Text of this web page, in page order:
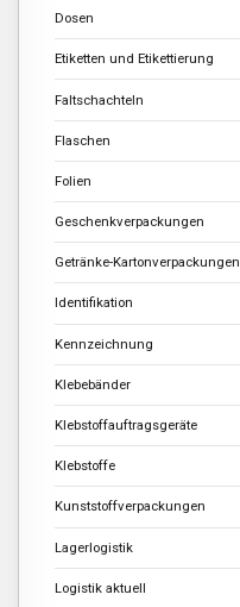
Dosen
Etiketten und Etikettierung
Faltschachteln
Flaschen
Folien
Geschenkverpackungen
Getränke-Kartonverpackungen
Identifikation
Kennzeichnung
Klebebänder
Klebstoffauftragsgeräte
Klebstoffe
Kunststoffverpackungen
Lagerlogistik
Logistik aktuell